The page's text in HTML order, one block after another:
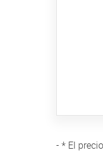
- * El